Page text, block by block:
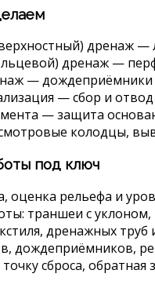
дренаж —
дренаж —
— дождеприёмники
— сбор и
— защита
колодцы,
под ключ
оценка рельефа и
траншеи с
дренажных
дождеприёмников,
сброса, обратная